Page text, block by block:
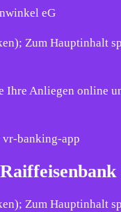
eG
Zum Hauptinhalt
Ihre Anliegen online
banking-app
Zum Hauptinhalt